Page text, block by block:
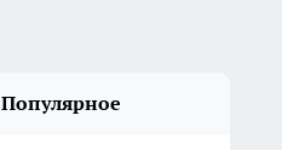
Популярное